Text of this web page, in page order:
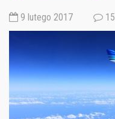
9 lutego 2017 15